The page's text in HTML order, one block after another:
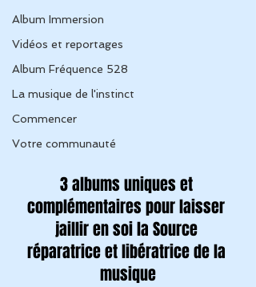
Album Immersion
Vidéos et reportages
Album Fréquence 528
La musique de l'instinct
Commencer
Votre communauté
3 albums uniques et
complémentaires pour laisser
jaillir en soi la Source
réparatrice et libératrice de la
musique